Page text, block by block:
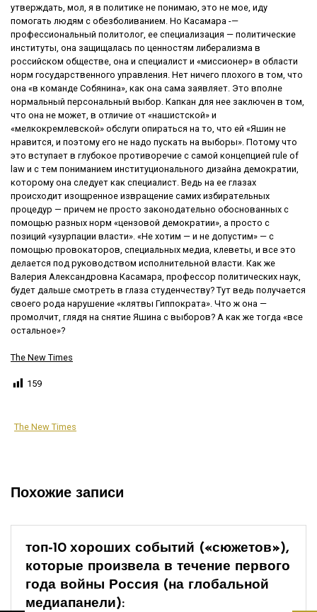
утверждать, мол, я в политике не понимаю, это не мое, иду
помогать людям с обезболиванием. Но Касамара -—
профессиональный политолог, ее специализация — политические
институты, она защищалась по ценностям либерализма в
российском обществе, она и специалист и «миссионер» в области
норм государственного управления. Нет ничего плохого в том, что
она «в команде Собянина», как она сама заявляет. Это вполне
нормальный персональный выбор. Капкан для нее заключен в том,
что она не может, в отличие от «нашистской» и
«мелкокремлевской» обслуги опираться на то, что ей «Яшин не
нравится, и поэтому его не надо пускать на выборы». Потому что
это вступает в глубокое противоречие с самой концепцией rule of
law и с тем пониманием институционального дизайна демократии,
которому она следует как специалист. Ведь на ее глазах
происходит изощренное извращение самих избирательных
процедур — причем не просто законодательно обоснованных с
помощью разных норм «цензовой демократии», а просто с
позиций «узурпации власти». «Не хотим — и не допустим» — с
помощью провокаторов, специальных медиа, клеветы, и все это
делается под руководством исполнительной власти. Как же
Валерия Александровна Касамара, профессор политических наук,
будет дальше смотреть в глаза студенчеству? Тут ведь получается
своего рода нарушение «клятвы Гиппократа». Что ж она —
промолчит, глядя на снятие Яшина с выборов? А как же тогда «все
остальное»?
The New Times
159
The New Times
Похожие записи
топ-10 хороших событий («сюжетов»),
которые произвела в течение первого
года войны Россия (на глобальной
медиапанели):